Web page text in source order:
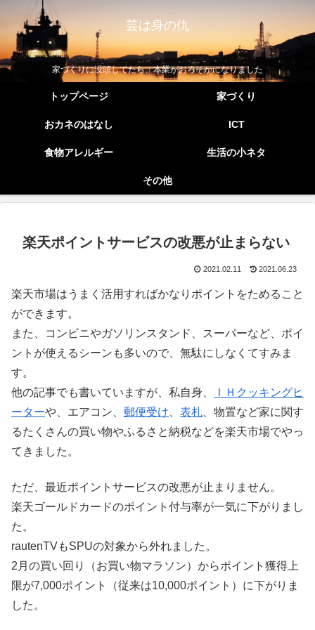
芸は身の仇
家づくりに没頭してたら、本業がおろそかになりました
トップページ 家づくり
おカネのはなし ICT
食物アレルギー 生活の小ネタ
その他
楽天ポイントサービスの改悪が止まらない
2021.02.11 2021.06.23
楽天市場はうまく活用すればかなりポイントをためること
ができます。
また、コンビニやガソリンスタンド、スーパーなど、ポイ
ントが使えるシーンも多いので、無駄にしなくてすみま
す。
他の記事でも書いていますが、私自身、
ＩＨクッキングヒ
ーターや、エアコン、 郵便受け 表札 、物置など家に関す
るたくさんの買い物やふるさと納税などを楽天市場でやっ
てきました。
ただ、最近ポイントサービスの改悪が止まりません。
楽天ゴールドカードのポイント付与率が一気に下がりまし
た。
rautenTVもSPUの対象から外れました。
2月の買い回り（お買い物マラソン）からポイント獲得上
限が7,000ポイント（従来は10,000ポイント）に下がりま
した。